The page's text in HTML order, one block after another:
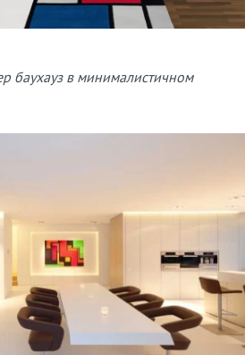
баухауз в минималистичном